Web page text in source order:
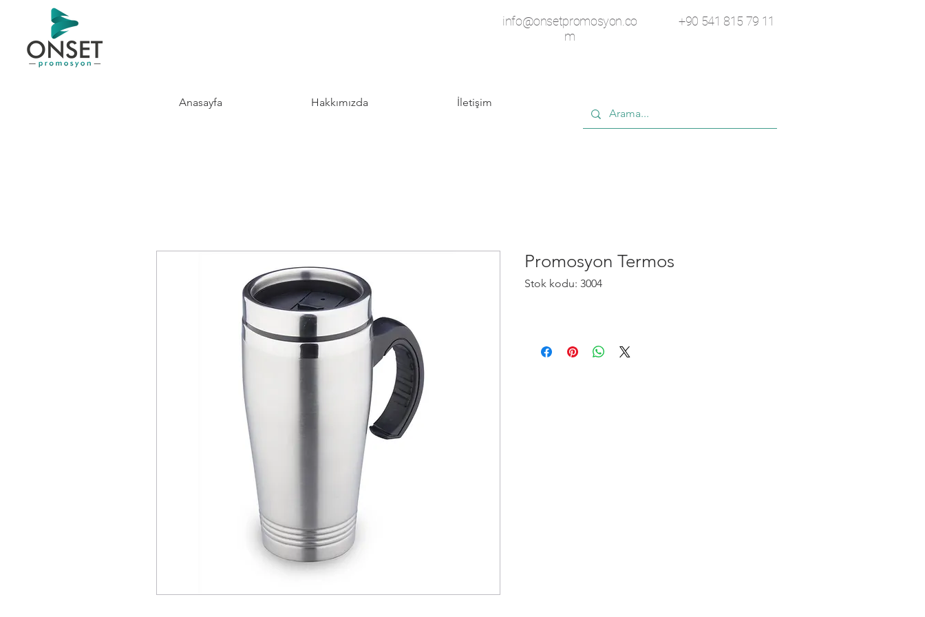
info@onsetpromosyon.co
m
+90 541 815 79 11
Anasayfa Hakkımızda İletişim
Promosyon Termos
Stok kodu: 3004